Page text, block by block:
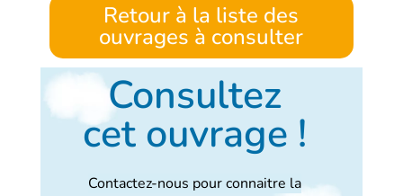
Retour à la liste des
ouvrages à consulter
Consultez
cet ouvrage !
Contactez-nous pour connaitre la